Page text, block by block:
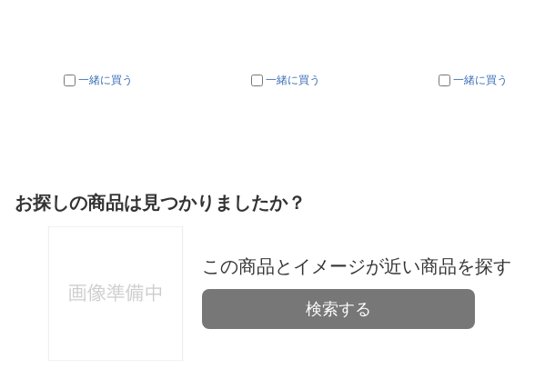
一緒に買う 一緒に買う 一緒に買う
お探しの商品は見つかりましたか？
この商品とイメージが近い商品を探す
検索する